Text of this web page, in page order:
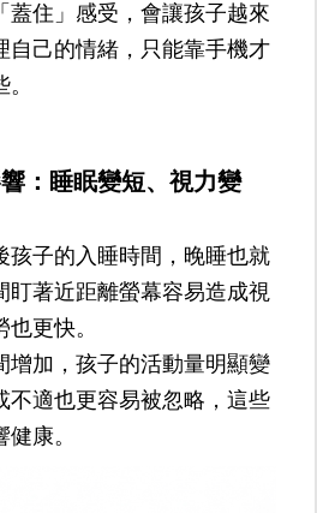
蓋住」感受，會讓孩子越來
自己的情緒，只能靠手機才
：睡眠變短、視力變
孩子的入睡時間，晚睡也就
盯著近距離螢幕容易造成視
更快。
增加，孩子的活動量明顯變
不適也更容易被忽略，這些
康。